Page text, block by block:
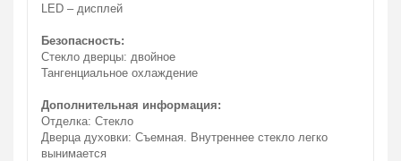
LED – дисплей
Безопасность:
Стекло дверцы: двойное
Тангенциальное охлаждение
Дополнительная информация:
Отделка: Стекло
Дверца духовки: Съемная. Внутреннее стекло легко
вынимается